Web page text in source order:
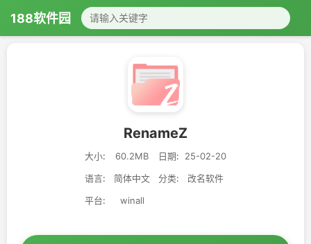
188软件园
RenameZ
大小: 60.2MB 日期:
25-02-20
语言:
简体中文 分类:
改名软件
平台:
winall